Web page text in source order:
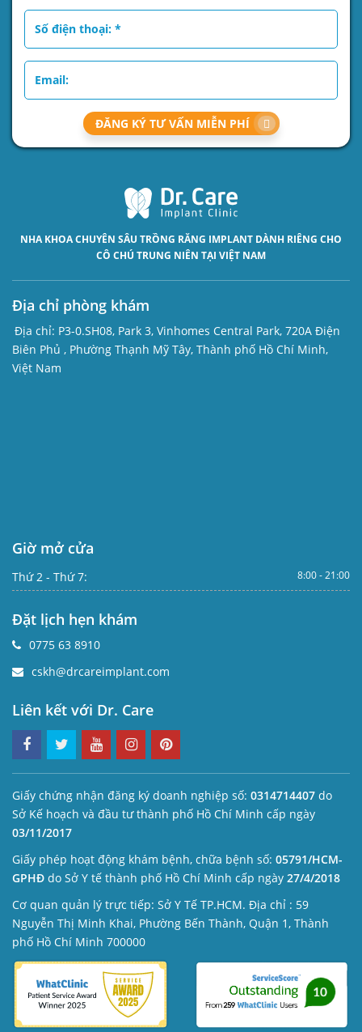
ĐĂNG KÝ TƯ VẤN MIỄN PHÍ
NHA KHOA CHUYÊN SÂU TRỒNG RĂNG IMPLANT DÀNH RIÊNG CHO
CÔ CHÚ TRUNG NIÊN TẠI VIỆT NAM
Địa chỉ phòng khám
Địa chỉ: P3-0.SH08, Park 3, Vinhomes Central Park, 720A Điện
Biên Phủ , Phường Thạnh Mỹ Tây, Thành phố Hồ Chí Minh,
Việt Nam
Giờ mở cửa
Thứ 2 - Thứ 7: 8:00 - 21:00
Đặt lịch hẹn khám
0775 63 8910
cskh@drcareimplant.com
Liên kết với Dr. Care
Giấy chứng nhận đăng ký doanh nghiệp số: 0314714407 do
Sở Kế hoạch và đầu tư thành phố Hồ Chí Minh cấp ngày
03/11/2017
Giấy phép hoạt động khám bệnh, chữa bệnh số: 05791/HCM-
GPHĐ do Sở Y tế thành phố Hồ Chí Minh cấp ngày 27/4/2018
Cơ quan quản lý trực tiếp: Sở Y Tế TP.HCM. Địa chỉ : 59
Nguyễn Thị Minh Khai, Phường Bến Thành, Quận 1, Thành
phố Hồ Chí Minh 700000